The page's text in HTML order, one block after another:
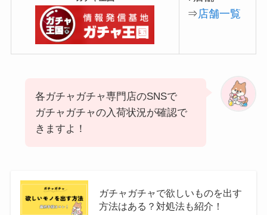
⇒店舗一覧
各ガチャガチャ専門店のSNSで
ガチャガチャの入荷状況が確認で
きますよ！
ガチャガチャで欲しいものを出す
方法はある？対処法も紹介！